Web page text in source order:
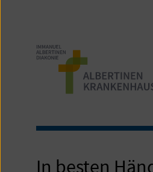
In besten